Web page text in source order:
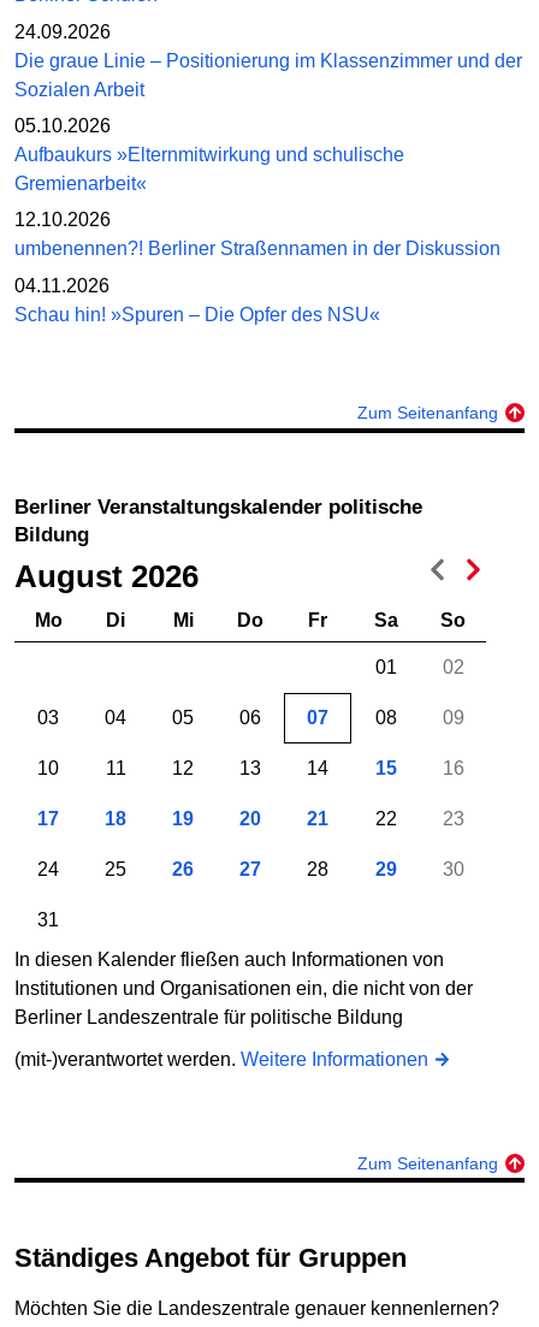
24.09.2026
Die graue Linie – Positionierung im Klassenzimmer und der
Sozialen Arbeit
05.10.2026
Aufbaukurs »Elternmitwirkung und schulische
Gremienarbeit«
12.10.2026
umbenennen?! Berliner Straßennamen in der Diskussion
04.11.2026
Schau hin! »Spuren – Die Opfer des NSU«
Zum Seitenanfang
Berliner Veranstaltungskalender politische
Bildung
August 2026
Mo Di Mi Do Fr Sa So
01 02
03 04 05 06 07 08 09
10 11 12 13 14 15 16
17 18 19 20 21 22 23
24 25 26 27 28 29 30
31
In diesen Kalender fließen auch Informationen von
Institutionen und Organisationen ein, die nicht von der
Berliner Landeszentrale für politische Bildung
(mit-)verantwortet werden. Weitere Informationen
Zum Seitenanfang
Ständiges Angebot für Gruppen
Möchten Sie die Landeszentrale genauer kennenlernen?